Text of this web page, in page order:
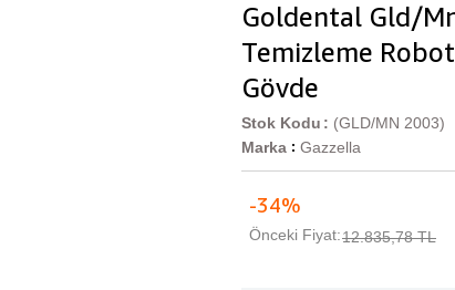
Goldental Gld/
Temizleme
Gövde
(GLD/MN 2003)
Stok Kodu
Marka : Gazzella
-34%
Önceki Fiyat:12.835,78 TL